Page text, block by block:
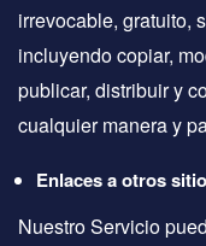
irrevocable, gratuito,
incluyendo copiar,
publicar, distribuir y
cualquier manera y
Enlaces a otros
Nuestro Servicio